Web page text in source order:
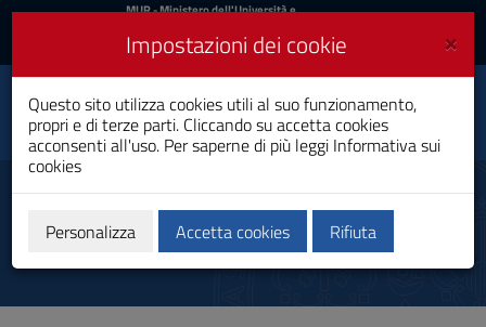
Vai
al
navigazione
sito
MIUR
Accedi
MUR- Ministero dell'Università e
Accedi UniCA News
Toggle
navigation
Università degli
Studi di Cagliari
Canu Piero
×
Impostazioni dei cookie
Questo sito utilizza cookies utili al suo funzionamento,
propri e di terze parti. Cliccando su accetta cookies
acconsenti all'uso. Per saperne di più leggi Informativa sui
cookies
Personalizza Accetta cookies Rifiuta